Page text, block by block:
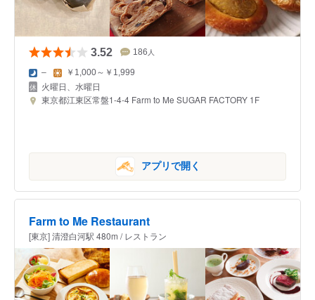
3.52 186 人
– ￥1,000～￥1,999
火曜日、水曜日
東京都江東区常盤1-4-4 Farm to Me SUGAR FACTORY 1F
アプリで開く
Farm to Me Restaurant
[東京] 清澄白河駅 480m / レストラン